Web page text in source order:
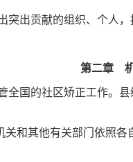
突出贡献的组织、个人
第二章
全国的社区矫正工作。
关和其他有关部门依照